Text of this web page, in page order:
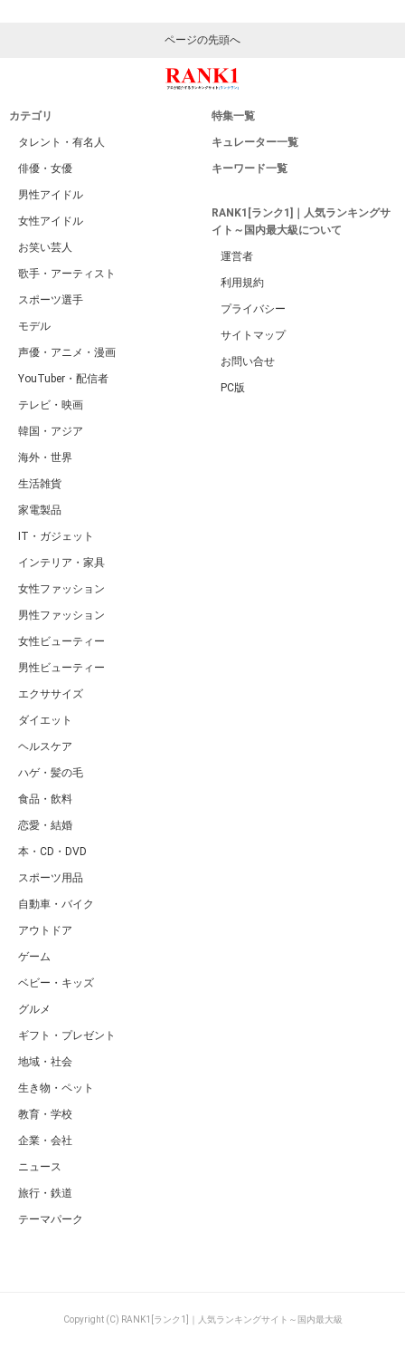
ページの先頭へ
カテゴリ
タレント・有名人
俳優・女優
男性アイドル
女性アイドル
お笑い芸人
歌手・アーティスト
スポーツ選手
モデル
声優・アニメ・漫画
YouTuber・配信者
テレビ・映画
韓国・アジア
海外・世界
生活雑貨
家電製品
IT・ガジェット
インテリア・家具
女性ファッション
男性ファッション
女性ビューティー
男性ビューティー
エクササイズ
ダイエット
ヘルスケア
ハゲ・髪の毛
食品・飲料
恋愛・結婚
本・CD・DVD
スポーツ用品
自動車・バイク
アウトドア
ゲーム
ベビー・キッズ
グルメ
ギフト・プレゼント
地域・社会
生き物・ペット
教育・学校
企業・会社
ニュース
旅行・鉄道
テーマパーク
特集一覧
キュレーター一覧
キーワード一覧
RANK1[ランク1]｜人気ランキングサ
イト～国内最大級について
運営者
利用規約
プライバシー
サイトマップ
お問い合せ
PC版
Copyright (C) RANK1[ランク1]｜人気ランキングサイト～国内最大級